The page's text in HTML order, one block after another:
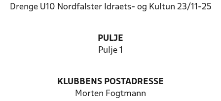
Drenge U10 Nordfalster Idraets- og Kultun 23/11-25
PULJE
Pulje 1
KLUBBENS POSTADRESSE
Morten Fogtmann